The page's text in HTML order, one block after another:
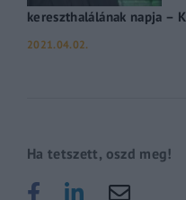
kereszthalálának napja –
2021.04.02.
Ha tetszett, oszd meg!